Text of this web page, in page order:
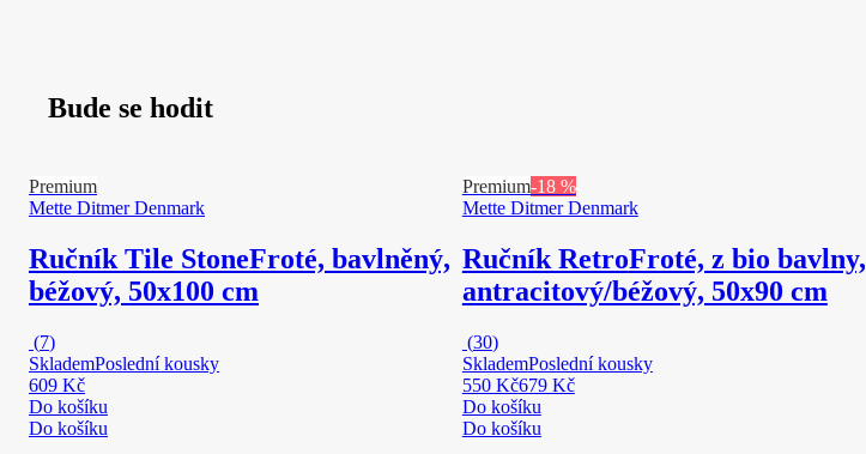
Bude se hodit
Premium
Mette Ditmer Denmark
Ručník Tile StoneFroté, bavlněný,
béžový, 50x100 cm
(7)
SklademPoslední kousky
609 Kč
Do košíku
Do košíku
Premium-18 %
Mette Ditmer Denmark
Ručník RetroFroté, z bio bavlny,
antracitový/béžový, 50x90 cm
(30)
SklademPoslední kousky
550 Kč679 Kč
Do košíku
Do košíku